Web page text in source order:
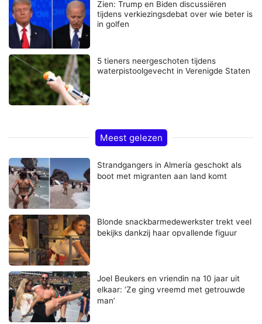
Zien: Trump en Biden discussiëren
tijdens verkiezingsdebat over wie beter is
in golfen
5 tieners neergeschoten tijdens
waterpistoolgevecht in Verenigde Staten
Meest gelezen
Strandgangers in Almería geschokt als
boot met migranten aan land komt
Blonde snackbarmedewerkster trekt veel
bekijks dankzij haar opvallende figuur
Joel Beukers en vriendin na 10 jaar uit
elkaar: ‘Ze ging vreemd met getrouwde
man’